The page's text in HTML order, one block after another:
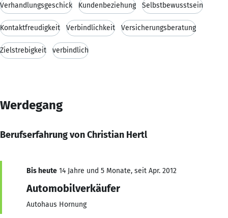
Verhandlungsgeschick Kundenbeziehung Selbstbewusstsein
Kontaktfreudigkeit Verbindlichkeit Versicherungsberatung
Zielstrebigkeit verbindlich
Werdegang
Berufserfahrung von Christian Hertl
Bis heute 14 Jahre und 5 Monate, seit Apr. 2012
Automobilverkäufer
Autohaus Hornung